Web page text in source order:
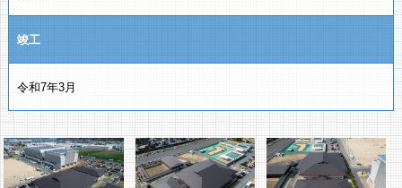
竣工
令和7年3月